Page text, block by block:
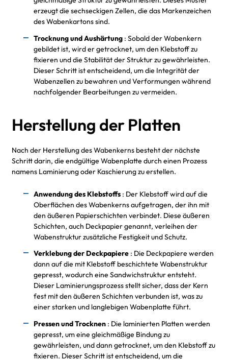
erzeugt die sechseckigen Zellen, die das Markenzeichen
des Wabenkartons sind.
Trocknung und Aushärtung : Sobald der Wabenkern
gebildet ist, wird er getrocknet, um den Klebstoff zu
fixieren und die Stabilität der Struktur zu gewährleisten.
Dieser Schritt ist entscheidend, um die Integrität der
Wabenzellen zu bewahren und Verformungen während
nachfolgender Bearbeitungen zu vermeiden.
Herstellung der Platten
Nach der Herstellung des Wabenkerns besteht der nächste
Schritt darin, die endgültige Wabenplatte durch einen Prozess
namens Laminierung oder Kaschierung zu erstellen.
Anwendung des Klebstoffs : Der Klebstoff wird auf die
Oberflächen des Wabenkerns aufgetragen, der ihn mit
den äußeren Papierschichten verbindet. Diese äußeren
Schichten, auch Deckpapier genannt, verleihen der
Wabenstruktur zusätzliche Festigkeit und Schutz.
Verklebung der Deckpapiere : Die Deckpapiere werden
dann auf die mit Klebstoff beschichtete Wabenstruktur
gepresst, wodurch eine Sandwichstruktur entsteht.
Dieser Laminierungsprozess stellt sicher, dass der Kern
fest mit den äußeren Schichten verbunden ist, was zu
einer starken und langlebigen Wabenplatte führt.
Pressen und Trocknen : Die laminierten Platten werden
gepresst, um eine gleichmäßige Bindung zu
gewährleisten, und dann getrocknet, um den Klebstoff zu
fixieren. Dieser Schritt ist entscheidend, um die